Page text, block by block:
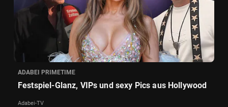
ADABEI PRIMETIME
Festspiel-Glanz, VIPs und sexy Pics aus Hollywood
Adabei-TV